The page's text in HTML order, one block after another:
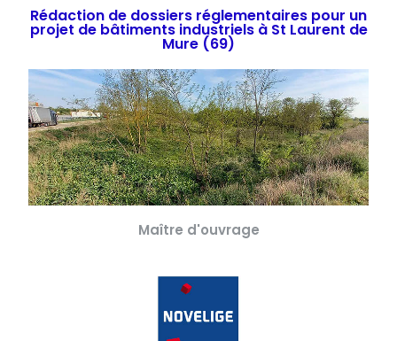
Rédaction de dossiers réglementaires pour un
projet de bâtiments industriels à St Laurent de
Mure (69)
Maître d'ouvrage